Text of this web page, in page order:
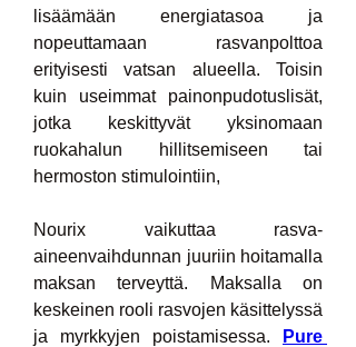
lisäämään energiatasoa ja
nopeuttamaan rasvanpolttoa
erityisesti vatsan alueella. Toisin
kuin useimmat painonpudotuslisät,
jotka keskittyvät yksinomaan
ruokahalun hillitsemiseen tai
hermoston stimulointiin,
Nourix vaikuttaa rasva-
aineenvaihdunnan juuriin hoitamalla
maksan terveyttä. Maksalla on
keskeinen rooli rasvojen käsittelyssä
ja myrkkyjen poistamisessa.
Pure